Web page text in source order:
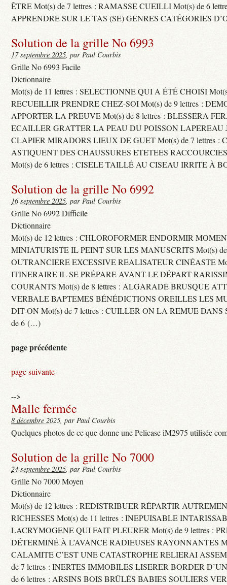
ÊTRE Mot(s) de 7 lettres : RAMASSE CUEILLI Mot(s) de 6
APPRENDRE SUR LE TAS (SE) GENRES CATÉGORIES
Solution de la grille No 6993
17 septembre 2025, par Paul Courbis
Grille No 6993 Facile
Dictionnaire
Mot(s) de 11 lettres : SELECTIONNE QUI A ÉTÉ CHOISI
RECUEILLIR PRENDRE CHEZ-SOI Mot(s) de 9 lettres :
APPORTER LA PREUVE Mot(s) de 8 lettres : BLESSERA
ECAILLER GRATTER LA PEAU DU POISSON LAPEREAU
CLAPIER MIRADORS LIEUX DE GUET Mot(s) de 7 lettres :
ASTIQUENT DES CHAUSSURES ETETEES
Mot(s) de 6 lettres : CISELE TAILLÉ AU CISEAU IRRITE À
Solution de la grille No 6992
16 septembre 2025, par Paul Courbis
Grille No 6992 Difficile
Dictionnaire
Mot(s) de 12 lettres : CHLOROFORMER ENDORMIR
MINIATURISTE IL PEINT SUR LES MANUSCRITS Mot(s) de
OUTRANCIERE EXCESSIVE REALISATEUR CINÉASTE
ITINERAIRE IL SE PRÉPARE AVANT LE DÉPART
COURANTS Mot(s) de 8 lettres : ALGARADE BRUSQUE
VERBALE BAPTEMES BÉNÉDICTIONS OREILLES LES
DIT-ON Mot(s) de 7 lettres : CUILLER ON LA REMUE DANS
de 6 (…)
page précédente
page suivante
-->
Malle fermée
8 décembre 2025, par Paul Courbis
Quelques photos de ce que donne une Pelicase iM2975 utilisée
Solution de la grille No 7000
24 septembre 2025, par Paul Courbis
Grille No 7000 Moyen
Dictionnaire
Mot(s) de 12 lettres : REDISTRIBUER RÉPARTIR
RICHESSES Mot(s) de 11 lettres : INEPUISABLE
LACRYMOGENE QUI FAIT PLEURER Mot(s) de 9 lettres :
DÉTERMINÉ À L’AVANCE RADIEUSES RAYONNANTES
CALAMITE C’EST UNE CATASTROPHE RELIERAI
de 7 lettres : INERTES IMMOBILES LISERER BORDER
de 6 lettres : ARSINS BOIS BRÛLÉS BABIES SOULIERS